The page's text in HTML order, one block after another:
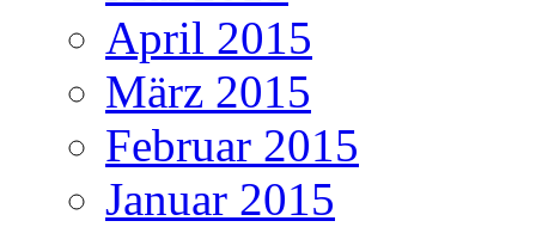
April 2015
März 2015
Februar 2015
Januar 2015